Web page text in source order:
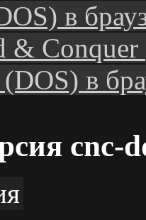
в
& Conquer
в
cnc-